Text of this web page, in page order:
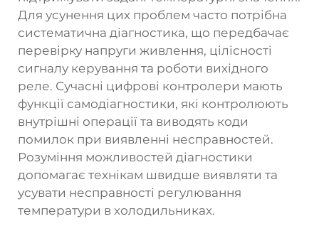
Для усунення цих проблем часто потрібна
систематична діагностика, що передбачає
перевірку напруги живлення, цілісності
сигналу керування та роботи вихідного
реле. Сучасні цифрові контролери мають
функції самодіагностики, які контролюють
внутрішні операції та виводять коди
помилок при виявленні несправностей.
Розуміння можливостей діагностики
допомагає технікам швидше виявляти та
усувати несправності регулювання
температури в холодильниках.